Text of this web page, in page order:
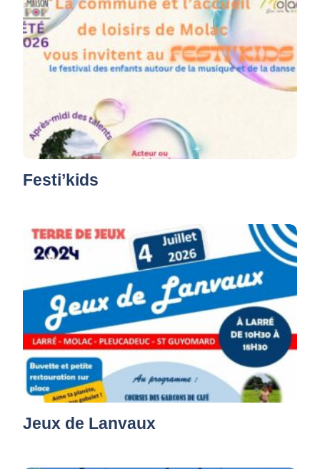
Festi’kids
Jeux de Lanvaux